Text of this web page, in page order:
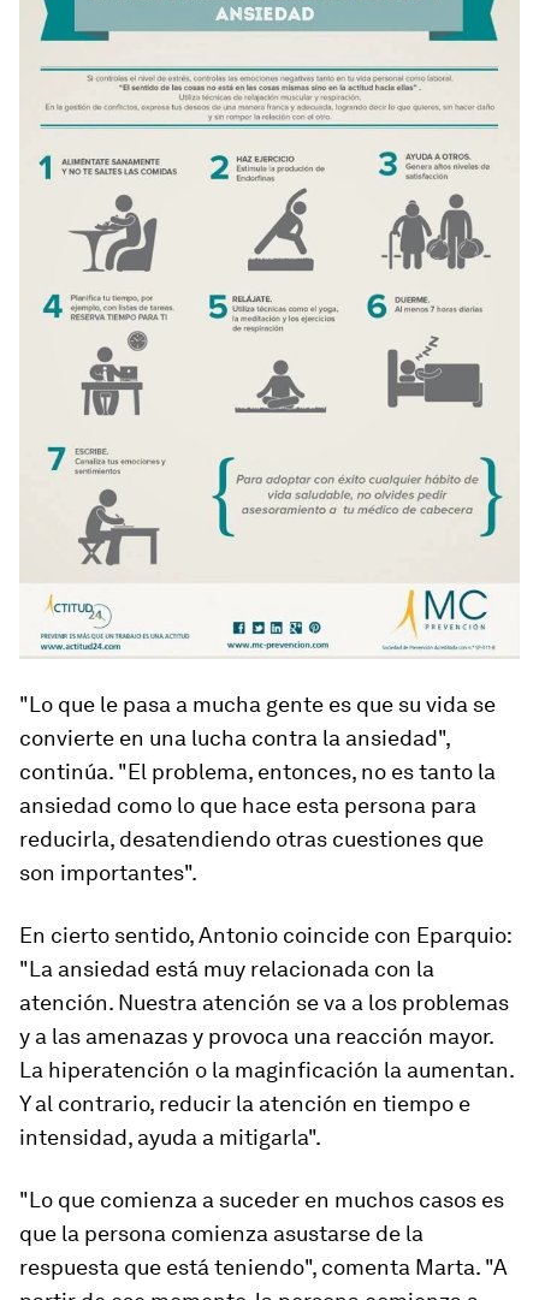
"Lo que le pasa a mucha gente es que su vida se
convierte en una lucha contra la ansiedad",
continúa. "El problema, entonces, no es tanto la
ansiedad como lo que hace esta persona para
reducirla, desatendiendo otras cuestiones que
son importantes".
En cierto sentido, Antonio coincide con Eparquio:
"La ansiedad está muy relacionada con la
atención. Nuestra atención se va a los problemas
y a las amenazas y provoca una reacción mayor.
La hiperatención o la maginficación la aumentan.
Y al contrario, reducir la atención en tiempo e
intensidad, ayuda a mitigarla".
"Lo que comienza a suceder en muchos casos es
que la persona comienza asustarse de la
respuesta que está teniendo", comenta Marta. "A